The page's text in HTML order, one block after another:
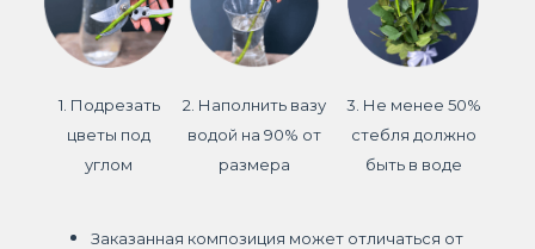
1. Подрезать
цветы под
углом
2. Наполнить вазу
водой на 90% от
размера
3. Не менее 50%
стебля должно
быть в воде
Заказанная композиция может отличаться от